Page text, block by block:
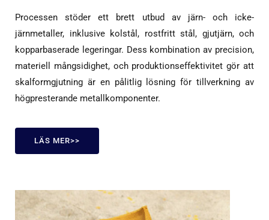
Processen stöder ett brett utbud av järn- och icke-
järnmetaller, inklusive kolstål, rostfritt stål, gjutjärn, och
kopparbaserade legeringar. Dess kombination av precision,
materiell mångsidighet, och produktionseffektivitet gör att
skalformgjutning är en pålitlig lösning för tillverkning av
högpresterande metallkomponenter.
LÄS MER>>